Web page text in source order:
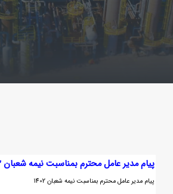
پيام مدير عامل محترم بمناسبت نيمه شعبان 1402
پيام مدير عامل محترم بمناسبت نيمه شعبان 1402